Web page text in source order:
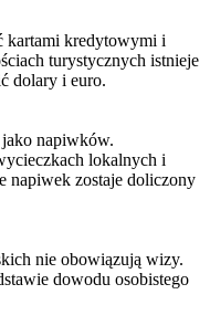
kartami kredytowymi i
turystycznych istnieje
dolary i euro.
jako napiwków.
lokalnych i
napiwek zostaje doliczony
nie obowiązują wizy.
dowodu osobistego